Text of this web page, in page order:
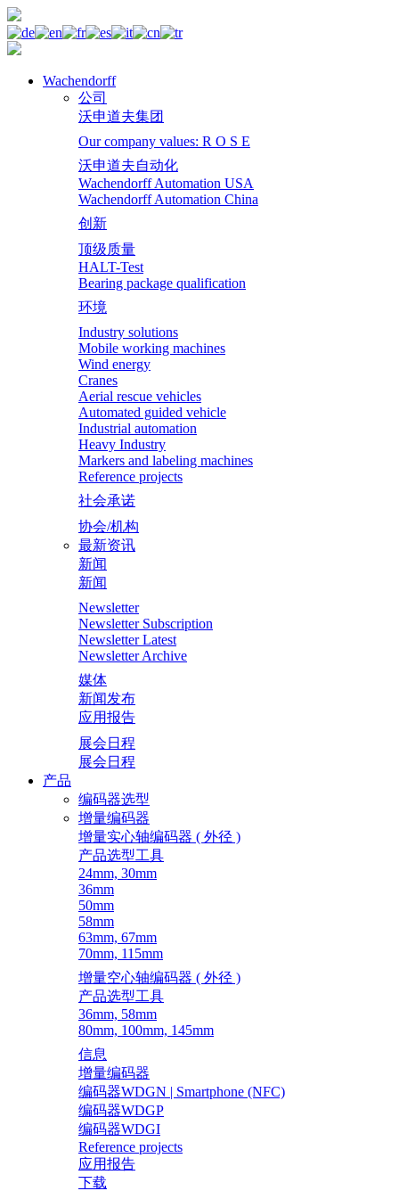
Wachendorff
公司
沃申道夫集团
Our company values: R O S E
沃申道夫自动化
Wachendorff Automation USA
Wachendorff Automation China
创新
顶级质量
HALT-Test
Bearing package qualification
环境
Industry solutions
Mobile working machines
Wind energy
Cranes
Aerial rescue vehicles
Automated guided vehicle
Industrial automation
Heavy Industry
Markers and labeling machines
Reference projects
社会承诺
协会/机构
最新资讯
新闻
新闻
Newsletter
Newsletter Subscription
Newsletter Latest
Newsletter Archive
媒体
新闻发布
应用报告
展会日程
展会日程
产品
编码器选型
增量编码器
增量实心轴编码器 ( 外径 )
产品选型工具
24mm, 30mm
36mm
50mm
58mm
63mm, 67mm
70mm, 115mm
增量空心轴编码器 ( 外径 )
产品选型工具
36mm, 58mm
80mm, 100mm, 145mm
信息
增量编码器
编码器WDGN | Smartphone (NFC)
编码器WDGP
编码器WDGI
Reference projects
应用报告
下载